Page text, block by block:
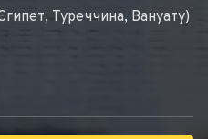
Туреччина, Вануату)